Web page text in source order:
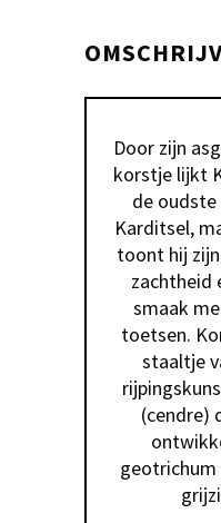
Door zijn
korstje lijkt
de
Karditsel,
toont hij
zachtheid
smaak
toetsen.
staaltje
(cendre)